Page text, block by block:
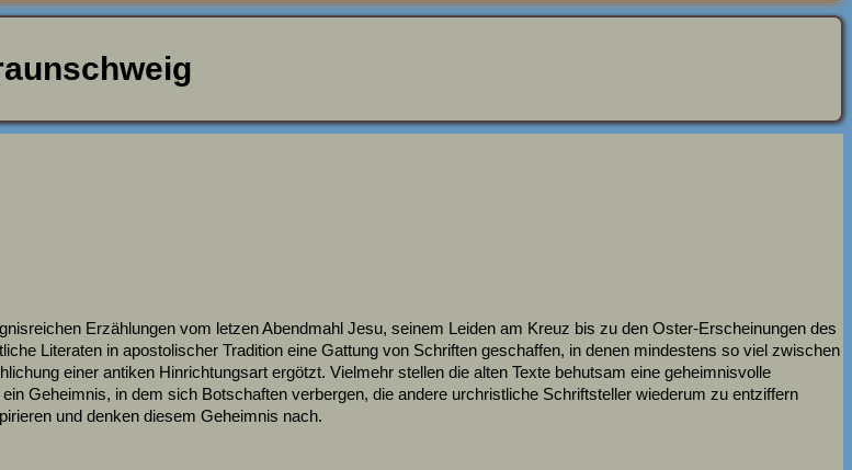
Erzählungen vom letzen Abendmahl Jesu, seinem Leiden am Kreuz bis zu den Oster-Erscheinungen des
Literaten in apostolischer Tradition eine Gattung von Schriften geschaffen, in denen mindestens so viel zwischen
einer antiken Hinrichtungsart ergötzt. Vielmehr stellen die alten Texte behutsam eine geheimnisvolle
Geheimnis, in dem sich Botschaften verbergen, die andere urchristliche Schriftsteller wiederum zu entziffern
und denken diesem Geheimnis nach.